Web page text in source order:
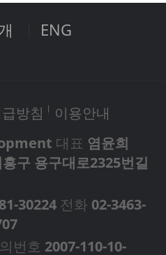
ENG
방침
이용안내
대표 염윤희
구 용구대로2325번길
30224 전화 02-3463-
번호 2007-110-10-